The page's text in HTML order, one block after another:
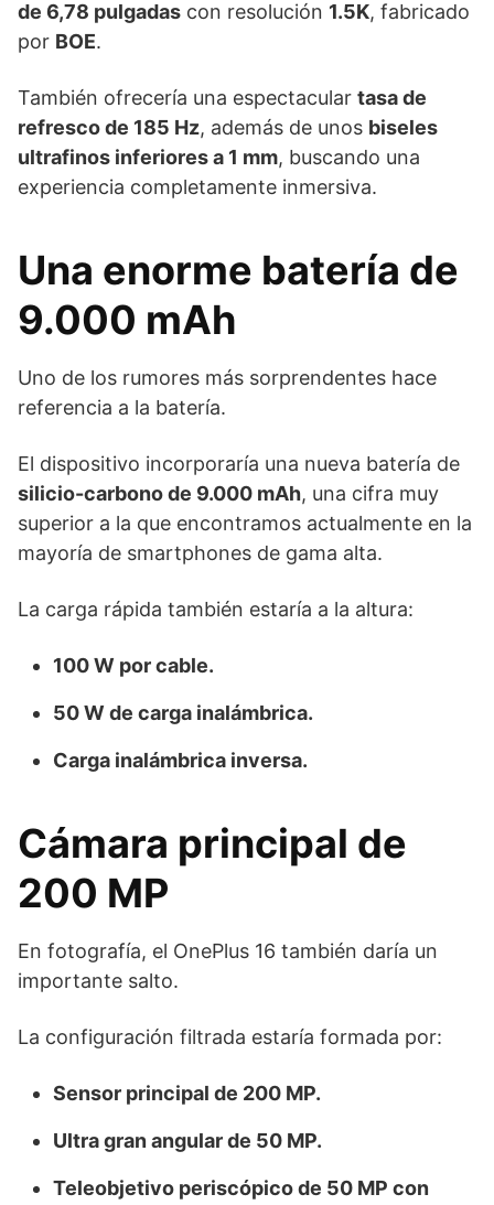
de 6,78 pulgadas con resolución 1.5K, fabricado
por BOE.
También ofrecería una espectacular tasa de
refresco de 185 Hz, además de unos biseles
ultrafinos inferiores a 1 mm, buscando una
experiencia completamente inmersiva.
Una enorme batería de
9.000 mAh
Uno de los rumores más sorprendentes hace
referencia a la batería.
El dispositivo incorporaría una nueva batería de
silicio-carbono de 9.000 mAh, una cifra muy
superior a la que encontramos actualmente en la
mayoría de smartphones de gama alta.
La carga rápida también estaría a la altura:
100 W por cable.
50 W de carga inalámbrica.
Carga inalámbrica inversa.
Cámara principal de
200 MP
En fotografía, el OnePlus 16 también daría un
importante salto.
La configuración filtrada estaría formada por:
Sensor principal de 200 MP.
Ultra gran angular de 50 MP.
Teleobjetivo periscópico de 50 MP con